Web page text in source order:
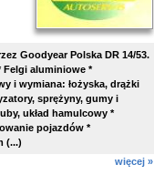
Goodyear Polska DR 14/53.
Felgi aluminiowe *
i wymiana: łożyska, drążki
sprężyny, gumy i
układ hamulcowy *
pojazdów *
(...)
więcej »